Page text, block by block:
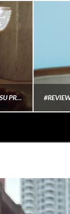
BAD GYAL ANUNCIA LA FECHA DE SU PRÓXIMO ÁLBUM «MÁS CARA»